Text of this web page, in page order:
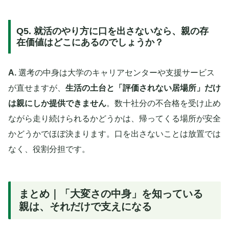
Q5. 就活のやり方に口を出さないなら、親の存
在価値はどこにあるのでしょうか？
A. 選考の中身は大学のキャリアセンターや支援サービス
が直せますが、 生活の土台と「評価されない居場所」だけ
は親にしか提供できません。数十社分の不合格を受け止め
ながら走り続けられるかどうかは、帰ってくる場所が安全
かどうかでほぼ決まります。口を出さないことは放置では
なく、役割分担です。
まとめ｜「大変さの中身」を知っている
親は、それだけで支えになる